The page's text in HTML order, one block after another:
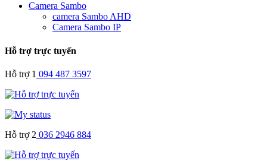
Camera Sambo
camera Sambo AHD
Camera Sambo IP
Hỗ trợ trực tuyến
Hỗ trợ 1 094 487 3597
Hỗ trợ 2 036 2946 884